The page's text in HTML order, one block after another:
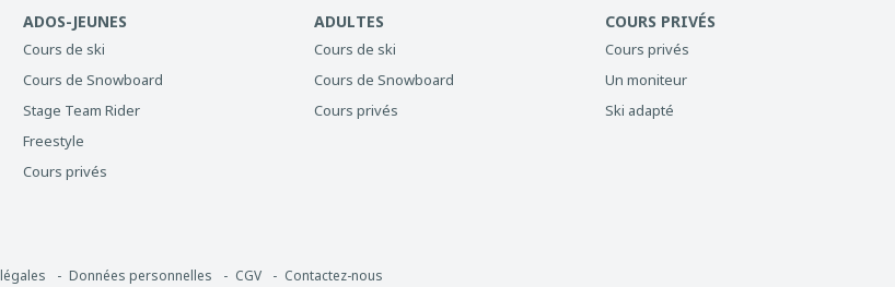
ADOS-JEUNES
Cours de ski
Cours de Snowboard
Stage Team Rider
Freestyle
Cours privés
ADULTES
Cours de ski
Cours de Snowboard
Cours privés
COURS PRIVÉS
Cours privés
Un moniteur
Ski adapté
Données personnelles CGV Contactez-nous